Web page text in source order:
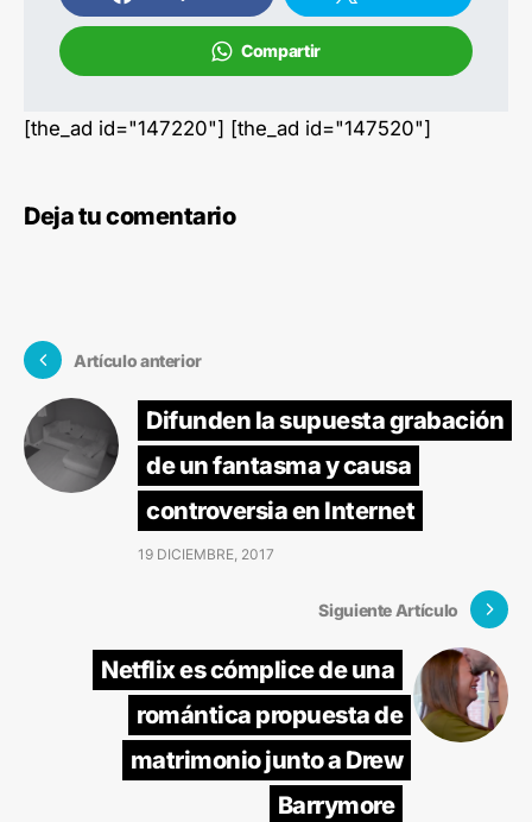
Compartir
[the_ad id="147220"] [the_ad id="147520"]
Deja tu comentario
Artículo anterior
Difunden la supuesta grabación
de un fantasma y causa
controversia en Internet
19 DICIEMBRE, 2017
Siguiente Artículo
Netflix es cómplice de una
romántica propuesta de
matrimonio junto a Drew
Barrymore